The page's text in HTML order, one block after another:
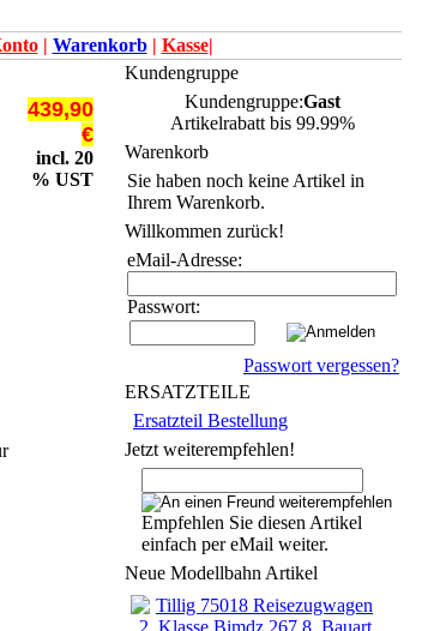
| Warenkorb| Kasse|
439,90
€
incl. 20
% UST
Kundengruppe
Kundengruppe:Gast
Artikelrabatt bis 99.99%
Warenkorb
Sie haben noch keine Artikel in
Ihrem Warenkorb.
Willkommen zurück!
eMail-Adresse:
Passwort:
Passwort vergessen?
ERSATZTEILE
Ersatzteil Bestellung
Jetzt weiterempfehlen!
Empfehlen Sie diesen Artikel
einfach per eMail weiter.
Neue Modellbahn Artikel